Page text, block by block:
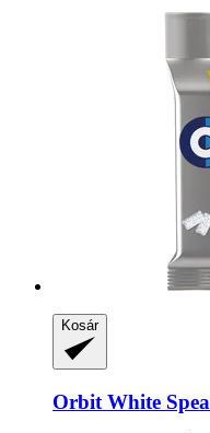
Kosár
Orbit White